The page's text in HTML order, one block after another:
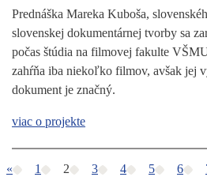
Prednáška Mareka Kuboša,
slovenskej dokumentárnej tvorby sa
počas štúdia na filmovej fakulte
zahŕňa iba niekoľko filmov, avšak jej
dokument je značný.
viac o projekte
« 1 2 3 4 5 6